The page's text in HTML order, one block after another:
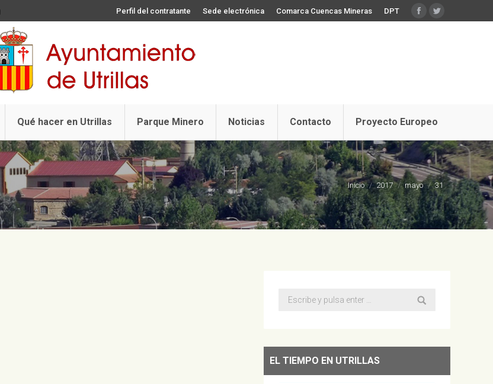
Perfil del contratante Sede electrónica Comarca Cuencas Mineras DPT Facebook
Twitter
Qué hacer en Utrillas Parque Minero Noticias Contacto Proyecto Europeo
Estás aquí:
Inicio 2017 mayo 31
Buscar:
EL TIEMPO EN UTRILLAS